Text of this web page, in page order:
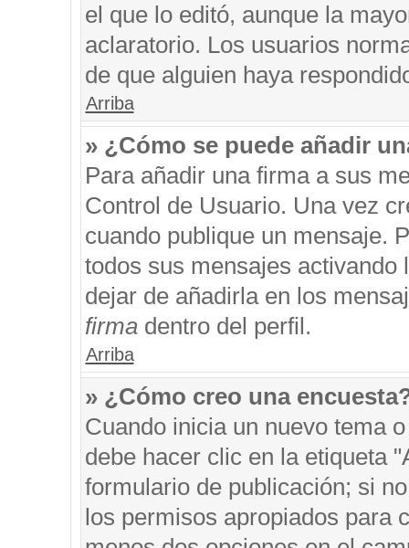
el que lo editó, aunque la
aclaratorio. Los usuarios
de que alguien haya
Arriba
» ¿Cómo se puede añadir
Para añadir una firma a sus
Control de Usuario. Una vez
cuando publique un mensaje.
todos sus mensajes
dejar de añadirla en los
firmadentro del perfil.
Arriba
» ¿Cómo creo una
Cuando inicia un nuevo tema
debe hacer clic en la etiqueta
formulario de publicación; si
los permisos apropiados para